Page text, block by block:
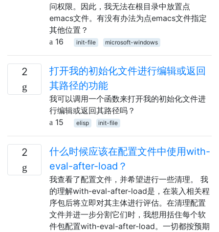
问权限。因此，我无法在根目录中放置点
emacs文件。有没有办法为点emacs文件指定
其他位置？
16
init-file microsoft-windows
2
打开我的初始化文件进行编辑或返回
其路径的功能
我可以调用一个函数来打开我的初始化文件进
行编辑或返回其路径吗？
15
elisp init-file
2
什么时候应该在配置文件中使用with-
eval-after-load？
我查看了配置文件，并希望进行一些清理。 我
的理解with-eval-after-load是，在装入相关程
序包后将立即对其主体进行评估。在清理配置
文件并进一步分割它们时，我想用括住每个软
件包配置with-eval-after-load。一切都按预期